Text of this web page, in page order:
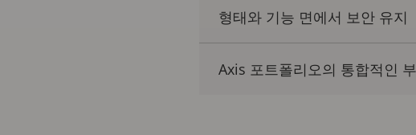
형태와 기능 면에서 보안 유지
Axis 포트폴리오의 통합적인